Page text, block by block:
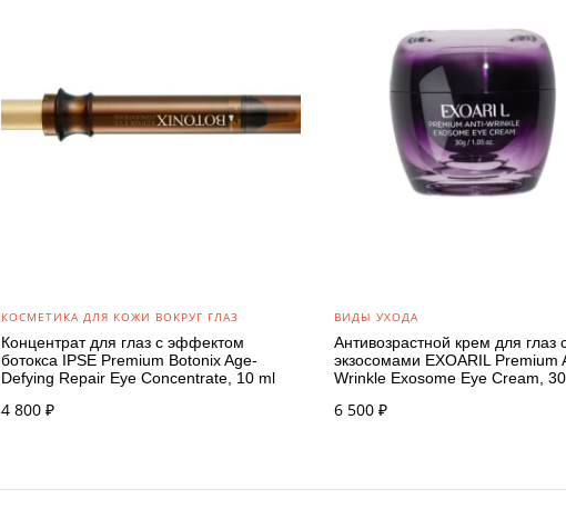
КОСМЕТИКА ДЛЯ КОЖИ ВОКРУГ ГЛАЗ
Концентрат для глаз с эффектом
ботокса IPSE Premium Botonix Age-
Defying Repair Eye Concentrate, 10 ml
4 800 ₽
ВИДЫ УХОДА
Антивозрастной крем для глаз
экзосомами EXOARIL Premium
Wrinkle Exosome Eye Cream,
6 500 ₽